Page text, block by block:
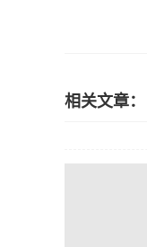
相关文章：